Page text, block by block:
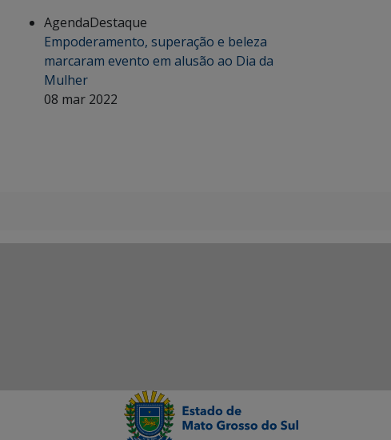
AgendaDestaque
Empoderamento, superação e beleza
marcaram evento em alusão ao Dia da
Mulher
08 mar 2022